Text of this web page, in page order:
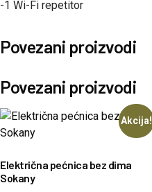
-1 Wi-Fi repetitor
Povezani proizvodi
Povezani proizvodi
Akcija!
Električna pećnica bez dima
Sokany